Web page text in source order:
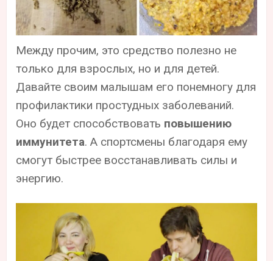
Между прочим, это средство полезно не
только для взрослых, но и для детей.
Давайте своим малышам его понемногу для
профилактики простудных заболеваний.
Оно будет способствовать повышению
иммунитета. А спортсмены благодаря ему
смогут быстрее восстанавливать силы и
энергию.